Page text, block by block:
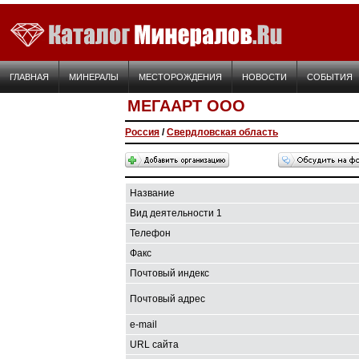
ГЛАВНАЯ МИНЕРАЛЫ МЕСТОРОЖДЕНИЯ НОВОСТИ СОБЫТИЯ
МЕГААРТ ООО
Россия /Свердловская область
Название
Вид деятельности 1
Телефон
Факс
Почтовый индекс
Почтовый адрес
e-mail
URL сайта